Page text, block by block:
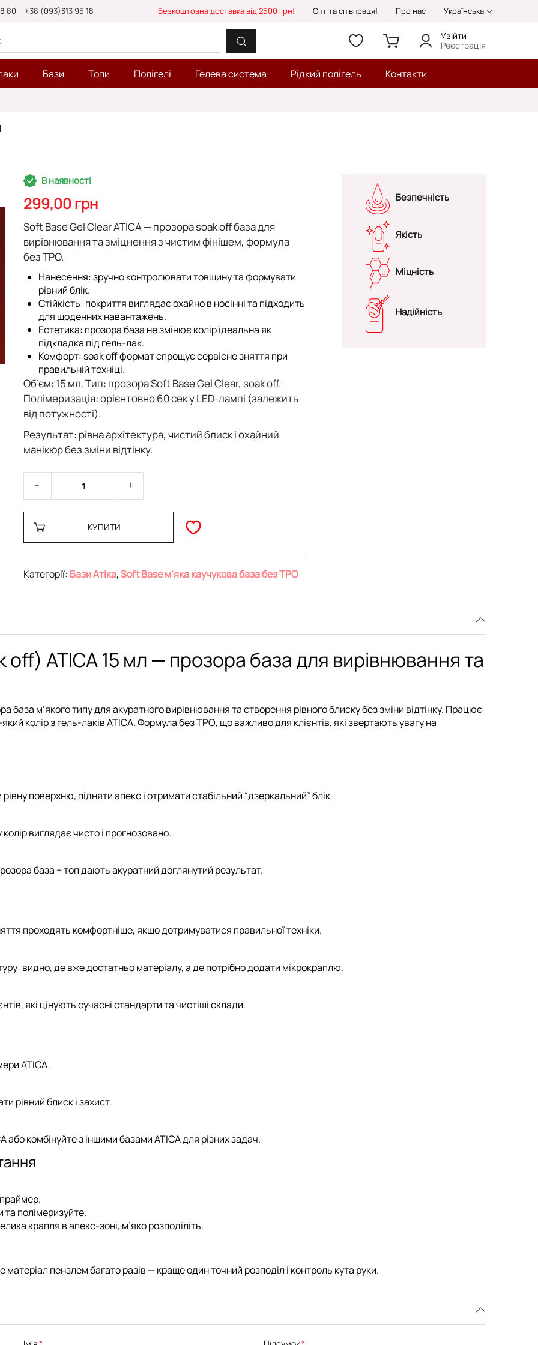
80 +38 (093)313 95 18 Безкоштовна доставка від 2500 грн! Опт та співпраця! Про нас Українська
Увійти
Реєстрація
Бази Топи Полігелі Гелева система Рідкий полігель Контакти
В наявності
299,00 грн
Soft Base Gel Clear ATICA— прозораsoak offбаза для
вирівнюваннята зміцнення з чистим фінішем, формула
без TPO.
Нанесення: зручно контролювати товщину та формувати
рівний блік.
Стійкість: покриття виглядає охайно в носінні та підходить
для щоденних навантажень.
Естетика: прозора база не змінює колір ідеальна як
підкладка під гель-лак.
Комфорт: soak off формат спрощує сервісне зняття при
правильній техніці.
Об’єм: 15 мл.Тип: прозора Soft Base Gel Clear, soak off.
Полімеризація:орієнтовно 60 сек у LED-лампі (залежить
від потужності).
Результат: рівна архітектура, чистий блиск і охайний
манікюр без зміни відтінку.
КУПИТИ
Категорії: Бази Атіка,Soft Base м’яка каучукова база без TPO
Безпечність
Якість
Міцність
Надійність
ATICA 15 мл — прозора база для вирівнювання та
база м’якого типу для акуратного вирівнювання та створення рівного блиску без зміни відтінку. Працює
колір згель-лаків ATICA. Формулабез TPO, що важливо для клієнтів, які звертають увагу на
поверхню, підняти апекс і отримати стабільний “дзеркальний” блік.
виглядає чисто і прогнозовано.
база + топ дають акуратний доглянутий результат.
проходять комфортніше, якщо дотримуватися правильної техніки.
видно, де вже достатньо матеріалу, а де потрібно додати мікрокраплю.
які цінують сучасні стандарти та чистіші склади.
ATICA.
рівний блиск і захист.
або комбінуйте з іншимибазами ATICAдля різних задач.
та полімеризуйте.
крапля в апекс-зоні, м’яко розподіліть.
пензлем багато разів — краще один точний розподіл і контроль кута руки.